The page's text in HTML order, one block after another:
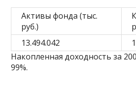
Активы фонда (тыс.
руб.)
13.494.042
Накопленная доходность за
99%.